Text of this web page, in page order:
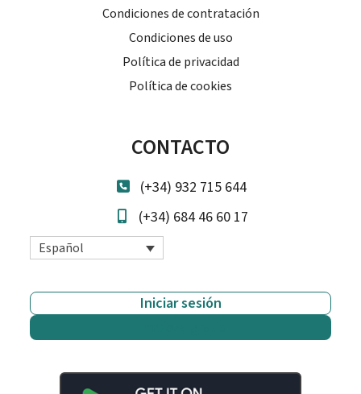
Condiciones de contratación
Condiciones de uso
Política de privacidad
Política de cookies
CONTACTO
(+34) 932 715 644
(+34) 684 46 60 17
Español
Iniciar sesión